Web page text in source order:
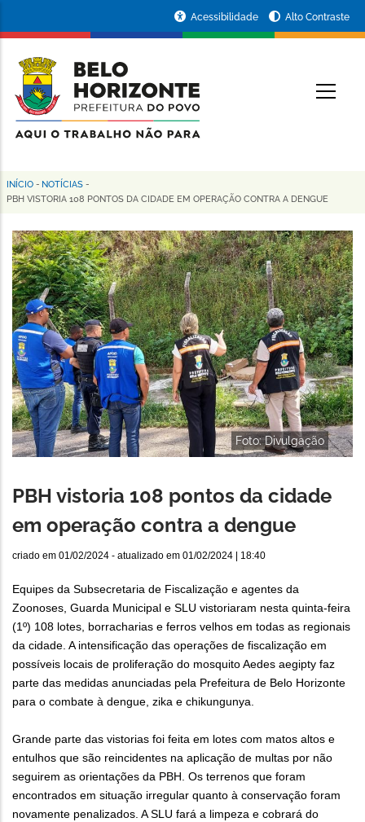
conteúdo
principal
da
Prefeitura
de
Horizonte
Acessibilidade Alto Contraste
Trilha
navegação
INÍCIO - NOTÍCIAS -
PBH VISTORIA 108 PONTOS DA CIDADE EM OPERAÇÃO CONTRA A DENGUE
Foto: Divulgação
PBH vistoria 108 pontos da cidade
em operação contra a dengue
criado em 01/02/2024 - atualizado em 01/02/2024 | 18:40
Equipes da Subsecretaria de Fiscalização e agentes da
Zoonoses, Guarda Municipal e SLU vistoriaram nesta quinta-feira
(1º) 108 lotes, borracharias e ferros velhos em todas as regionais
da cidade. A intensificação das operações de fiscalização em
possíveis locais de proliferação do mosquito Aedes aegipty faz
parte das medidas anunciadas pela Prefeitura de Belo Horizonte
para o combate à dengue, zika e chikungunya.
Grande parte das vistorias foi feita em lotes com matos altos e
entulhos que são reincidentes na aplicação de multas por não
seguirem as orientações da PBH. Os terrenos que foram
encontrados em situação irregular quanto à conservação foram
novamente penalizados. A SLU fará a limpeza e cobrará do